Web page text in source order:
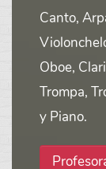
Canto,
Oboe,
Trompa,
y Piano.